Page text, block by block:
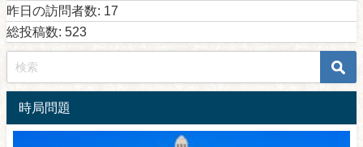
昨日の訪問者数: 17
総投稿数: 523
時局問題